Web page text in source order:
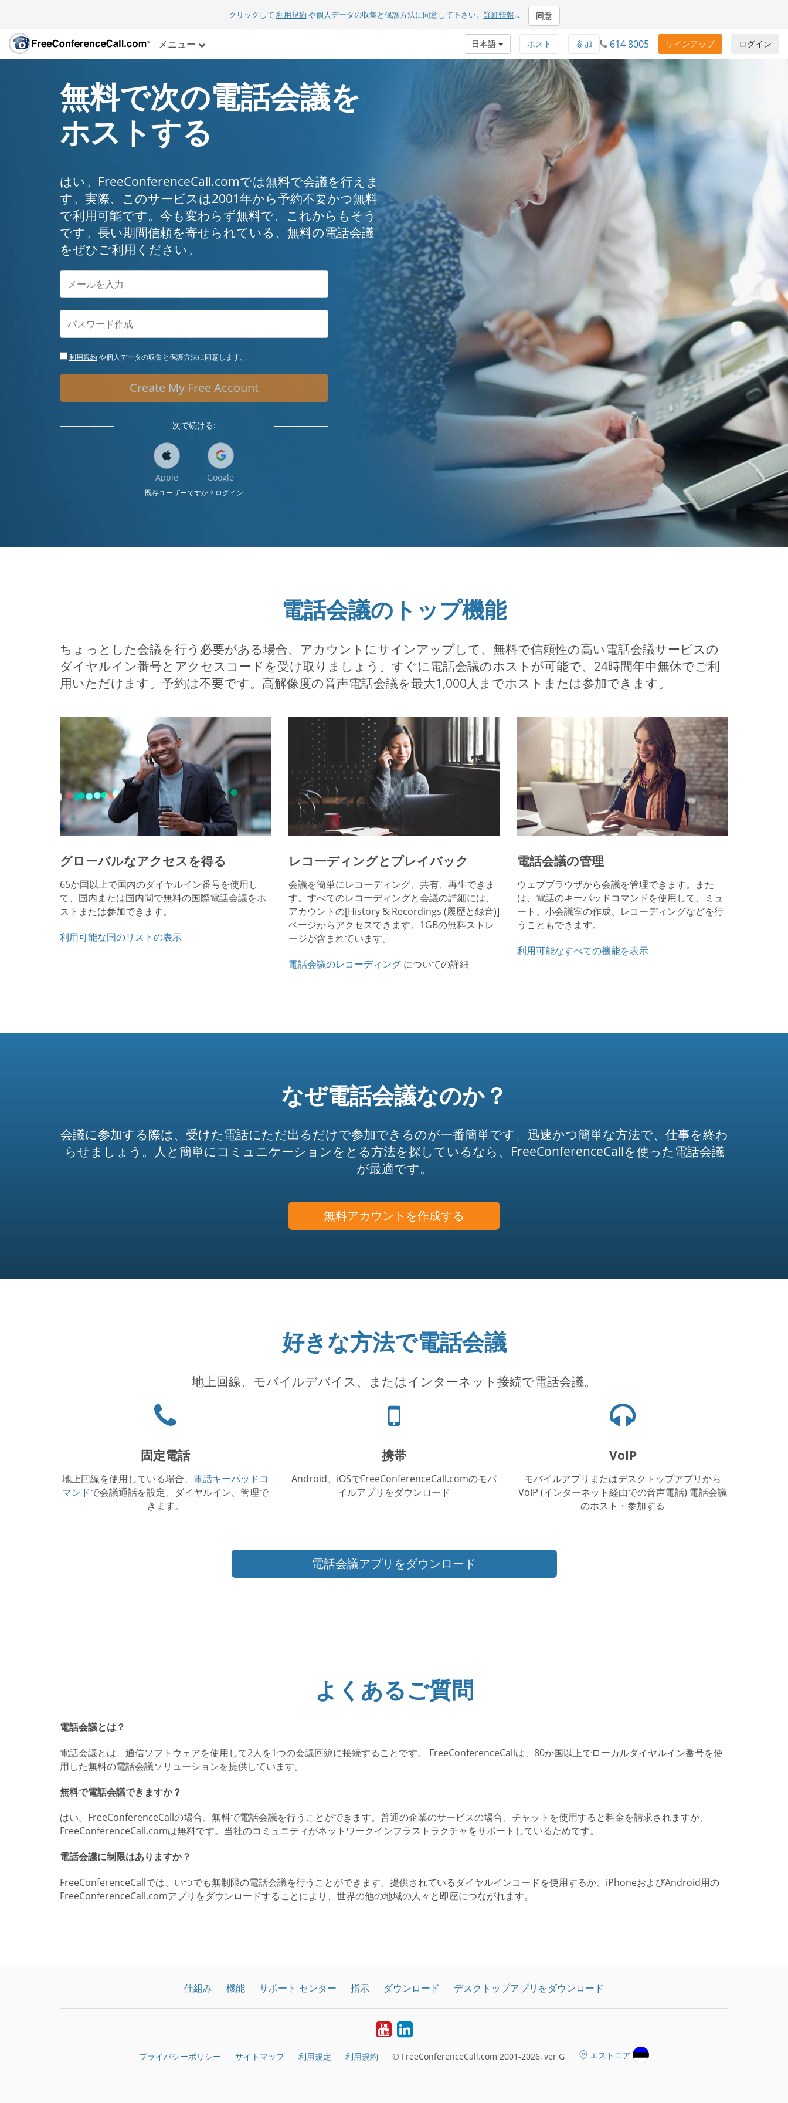
クリックして 利用規約 や個人データの収集と保護方法に同意して下さい。 詳細情報... 同意
メニュー ログイン
サインアップ
614 8005
参加
ホスト
日本語
無料で次の電話会議を
ホストする
はい。FreeConferenceCall.comでは無料で会議を行えま
す。実際、このサービスは2001年から予約不要かつ無料
で利用可能です。今も変わらず無料で、これからもそう
です。長い期間信頼を寄せられている、無料の電話会議
をぜひご利用ください。
利用規約や個人データの収集と保護方法に同意します。
Create My Free Account
次で続ける:
Apple Google
既存ユーザーですか？ログイン
電話会議のトップ機能
ちょっとした会議を行う必要がある場合、アカウントにサインアップして、無料で信頼性の高い電話会議サービスの
ダイヤルイン番号とアクセスコードを受け取りましょう。すぐに電話会議のホストが可能で、24時間年中無休でご利
用いただけます。予約は不要です。高解像度の音声電話会議を最大1,000人までホストまたは参加できます。
グローバルなアクセスを得る
65か国以上で国内のダイヤルイン番号を使用し
て、国内または国内間で無料の国際電話会議をホ
ストまたは参加できます。
利用可能な国のリストの表示
レコーディングとプレイバック
会議を簡単にレコーディング、共有、再生できま
す。すべてのレコーディングと会議の詳細には、
アカウントの[History & Recordings (履歴と録音)]
ページからアクセスできます。1GBの無料ストレ
ージが含まれています。
電話会議のレコーディング についての詳細
電話会議の管理
ウェブブラウザから会議を管理できます。また
は、電話のキーパッドコマンドを使用して、ミュ
ート、小会議室の作成、レコーディングなどを行
うこともできます。
利用可能なすべての機能を表示
なぜ電話会議なのか？
会議に参加する際は、受けた電話にただ出るだけで参加できるのが一番簡単です。迅速かつ簡単な方法で、仕事を終わ
らせましょう。人と簡単にコミュニケーションをとる方法を探しているなら、FreeConferenceCallを使った電話会議
が最適です。
無料アカウントを作成する
好きな方法で電話会議
地上回線、モバイルデバイス、またはインターネット接続で電話会議。
icon
固定電話
地上回線を使用している場合、 電話キーパッドコ
マンドで会議通話を設定、ダイヤルイン、管理で
きます。
電
話
イ
コ
ン
携帯
Android、iOSでFreeConferenceCall.comのモバ
イルアプリをダウンロード
ッ
ン
ア
イ
VoIP
モバイルアプリまたはデスクトップアプリから
VoIP (インターネット経由での音声電話) 電話会議
のホスト・参加する
電話会議アプリをダウンロード
よくあるご質問
電話会議とは？
電話会議とは、通信ソフトウェアを使用して2人を1つの会議回線に接続することです。 FreeConferenceCallは、80か国以上でローカルダイヤルイン番号を使
用した無料の電話会議ソリューションを提供しています。
無料で電話会議できますか？
はい。FreeConferenceCallの場合、無料で電話会議を行うことができます。普通の企業のサービスの場合、チャットを使用すると料金を請求されますが、
FreeConferenceCall.comは無料です。当社のコミュニティがネットワークインフラストラクチャをサポートしているためです。
電話会議に制限はありますか？
FreeConferenceCallでは、いつでも無制限の電話会議を行うことができます。提供されているダイヤルインコードを使用するか、iPhoneおよびAndroid用の
FreeConferenceCall.comアプリをダウンロードすることにより、世界の他の地域の人々と即座につながれます。
仕組み 機能 サポート センター 指示 ダウンロード デスクトップアプリをダウンロード
YouTubeLinkedIn
プライバシーポリシー サイトマップ 利用規定 利用規約 © FreeConferenceCall.com 2001-2026, ver G エストニア